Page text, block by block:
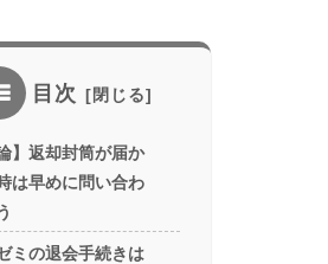
目次
】返却封筒が届か
は早めに問い合わ
ミの退会手続きは